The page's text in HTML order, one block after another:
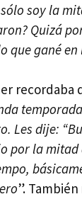
soy la
Quizá
que gané
recordaba
Les dije:
por la mitad
”. También